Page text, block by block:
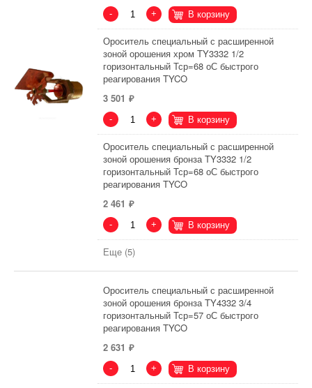
- + В корзину
Ороситель специальный с расширенной
зоной орошения хром TY3332 1/2
горизонтальный Тср=68 оС быстрого
реагирования TYCO
3 501
- + В корзину
Ороситель специальный с расширенной
зоной орошения бронза TY3332 1/2
горизонтальный Тср=68 оС быстрого
реагирования TYCO
2 461
- + В корзину
Еще (5)
Ороситель специальный с расширенной
зоной орошения бронза TY4332 3/4
горизонтальный Тср=57 оС быстрого
реагирования TYCO
2 631
- + В корзину